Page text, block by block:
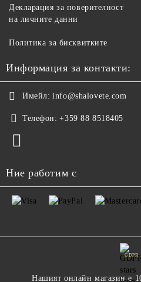
Декларация за поверителност
на личните данни
Политика за бисквитките
Информация за контакти:
Имейл: info@shalovete.com
Телефон: +359 88 8518405
Ние работим с
GDPR
Нашият онлайн магазин е